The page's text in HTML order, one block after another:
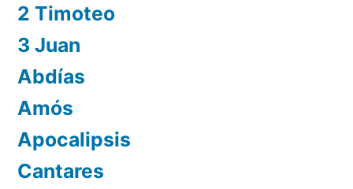
2 Timoteo
3 Juan
Abdías
Amós
Apocalipsis
Cantares